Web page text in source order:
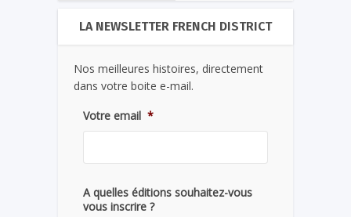
LA NEWSLETTER FRENCH DISTRICT
Nos meilleures histoires, directement
dans votre boite e-mail.
Votre email *
A quelles éditions souhaitez-vous
vous inscrire ?